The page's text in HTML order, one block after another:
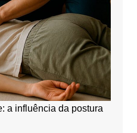
a influência da postura